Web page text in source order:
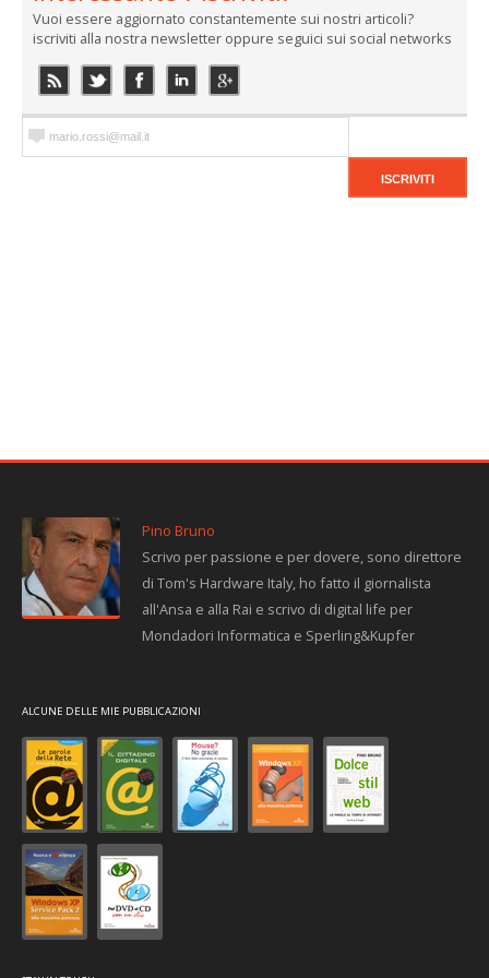
Vuoi essere aggiornato constantemente sui nostri articoli?
iscriviti alla nostra newsletter oppure seguici sui social networks
Pino Bruno
Scrivo per passione e per dovere, sono direttore
di Tom's Hardware Italy, ho fatto il giornalista
all'Ansa e alla Rai e scrivo di digital life per
Mondadori Informatica e Sperling&Kupfer
ALCUNE DELLE MIE PUBBLICAZIONI